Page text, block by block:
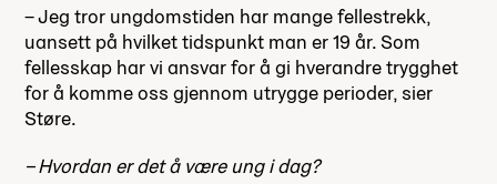
– Jeg tror ungdomstiden har mange fellestrekk,
uansett på hvilket tidspunkt man er 19 år. Som
fellesskap har vi ansvar for å gi hverandre trygghet
for å komme oss gjennom utrygge perioder, sier
Støre.
– Hvordan er det å være ung i dag?